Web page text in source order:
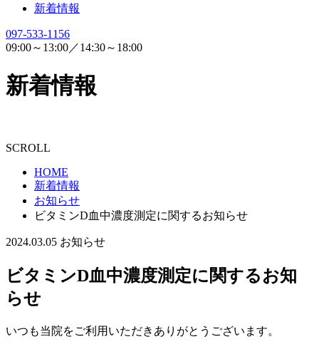
新着情報
097-533-1156
09:00～13:00／14:30～18:00
新着情報
SCROLL
HOME
新着情報
お知らせ
ビタミンD血中濃度測定に関するお知らせ
2024.03.05 お知らせ
ビタミンD血中濃度測定に関するお知
らせ
いつも当院をご利用いただきありがとうございます。